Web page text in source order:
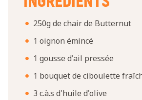
250g de chair de Butternut
1 oignon émincé
1 gousse d'ail pressée
1 bouquet de ciboulette
3 c.à.s d'huile d'olive